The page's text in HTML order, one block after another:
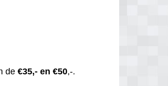
de€35,- en €50,-.